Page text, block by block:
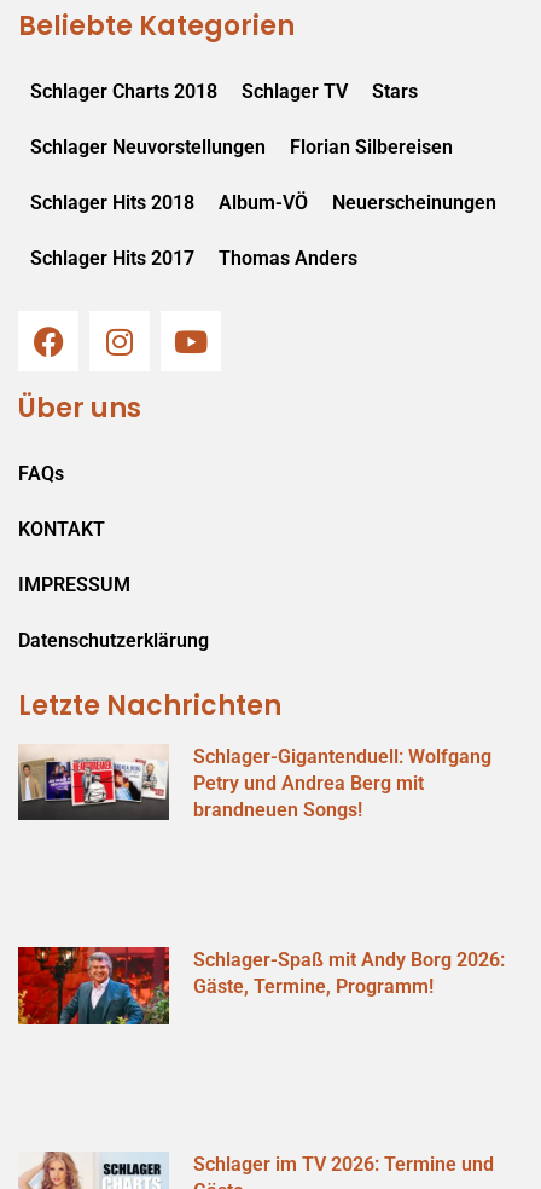
Beliebte Kategorien
Schlager Charts 2018 Schlager TV Stars
Schlager Neuvorstellungen Florian Silbereisen
Schlager Hits 2018 Album-VÖ Neuerscheinungen
Schlager Hits 2017 Thomas Anders
Über uns
FAQs
KONTAKT
IMPRESSUM
Datenschutzerklärung
Letzte Nachrichten
Schlager-Gigantenduell: Wolfgang
Petry und Andrea Berg mit
brandneuen Songs!
Schlager-Spaß mit Andy Borg 2026:
Gäste, Termine, Programm!
Schlager im TV 2026: Termine und